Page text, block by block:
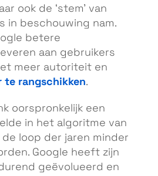
ook de ‘stem’ van
in beschouwing nam.
betere
aan gebruikers
meer autoriteit en
te rangschikken.
oorspronkelijk een
in het algoritme van
de loop der jaren minder
Google heeft zijn
geëvolueerd en